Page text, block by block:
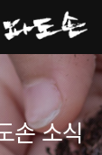
손 소식